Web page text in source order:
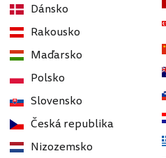
Dánsko
Rakousko
Maďarsko
Polsko
Slovensko
Česká republika
Nizozemsko